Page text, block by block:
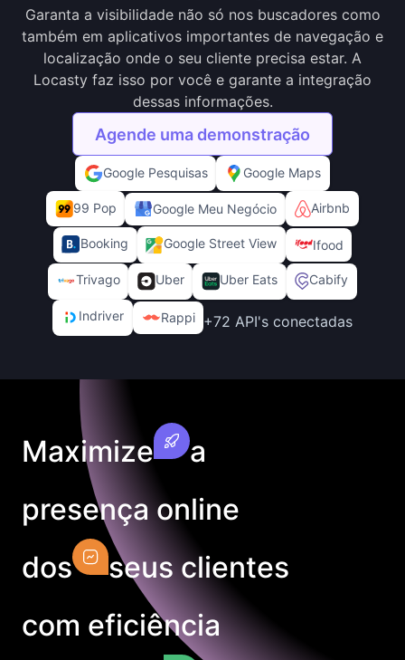
Google Pesquisas Google Maps
99 Pop Google Meu Negócio Airbnb
Booking Google Street View Ifood
Trivago Uber Uber Eats Cabify
Indriver Rappi +72 API's conectadas
Garanta a visibilidade não só nos buscadores como
também em aplicativos importantes de navegação e
localização onde o seu cliente precisa estar. A
Locasty faz isso por você e garante a integração
dessas informações.
Agende uma demonstração
Maximize
a
presença online
dos
seus clientes
com eficiência